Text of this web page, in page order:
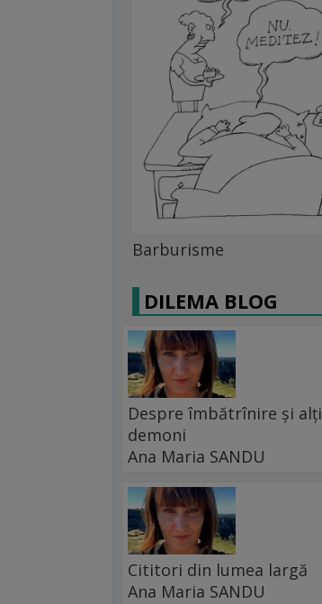
Barburisme
DILEMA BLOG
Despre îmbătrînire și alți
demoni
Ana Maria SANDU
Cititori din lumea largă
Ana Maria SANDU